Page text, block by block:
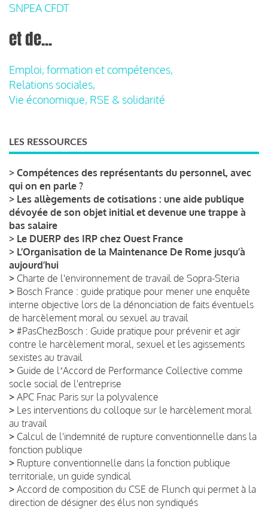
SNPEA CFDT
et de...
Emploi, formation et compétences,
Relations sociales,
Vie économique, RSE & solidarité
LES RESSOURCES
> Compétences des représentants du personnel, avec
qui on en parle ?
> Les allègements de cotisations : une aide publique
dévoyée de son objet initial et devenue une trappe à
bas salaire
> Le DUERP des IRP chez Ouest France
> L’Organisation de la Maintenance De Rome jusqu’à
aujourd’hui
> Charte de l'environnement de travail de Sopra-Steria
> Bosch France : guide pratique pour mener une enquête
interne objective lors de la dénonciation de faits éventuels
de harcèlement moral ou sexuel au travail
> #PasChezBosch : Guide pratique pour prévenir et agir
contre le harcèlement moral, sexuel et les agissements
sexistes au travail
> Guide de lʼAccord de Performance Collective comme
socle social de l'entreprise
> APC Fnac Paris sur la polyvalence
> Les interventions du colloque sur le harcèlement moral
au travail
> Calcul de l'indemnité de rupture conventionnelle dans la
fonction publique
> Rupture conventionnelle dans la fonction publique
territoriale, un guide syndical
> Accord de composition du CSE de Flunch qui permet à la
direction de désigner des élus non syndiqués